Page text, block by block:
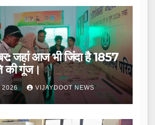
जहां आज भी जिंदा है 1857
की गूंज।
2026 VIJAYDOOT NEWS